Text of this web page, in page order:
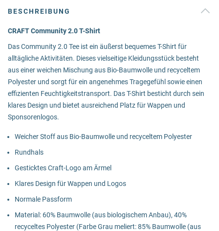
BESCHREIBUNG
CRAFT Community 2.0 T-Shirt
Das Community 2.0 Tee ist ein äußerst bequemes T-Shirt für
alltägliche Aktivitäten. Dieses vielseitige Kleidungsstück besteht
aus einer weichen Mischung aus Bio-Baumwolle und recyceltem
Polyester und sorgt für ein angenehmes Tragegefühl sowie einen
effizienten Feuchtigkeitstransport. Das T-Shirt besticht durch sein
klares Design und bietet ausreichend Platz für Wappen und
Sponsorenlogos.
Weicher Stoff aus Bio-Baumwolle und recyceltem Polyester
Rundhals
Gesticktes Craft-Logo am Ärmel
Klares Design für Wappen und Logos
Normale Passform
Material: 60% Baumwolle (aus biologischem Anbau), 40%
recyceltes Polyester (Farbe Grau meliert: 85% Baumwolle (aus